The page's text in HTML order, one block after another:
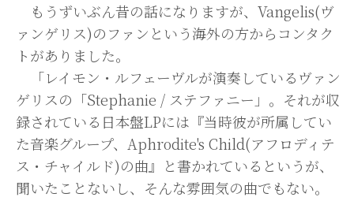
もうずいぶん昔の話になりますが、Vangelis(ヴ
ァンゲリス)のファンという海外の方からコンタク
トがありました。
「レイモン・ルフェーヴルが演奏しているヴァン
ゲリスの「Stephanie / ステファニー」。それが収
録されている日本盤LPには『当時彼が所属してい
た音楽グループ、Aphrodite's Child(アフロディテ
ス・チャイルド)の曲』と書かれているというが、
聞いたことないし、そんな雰囲気の曲でもない。